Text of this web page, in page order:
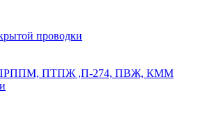
проводки
ПТПЖ ,П-274, ПВЖ, КММ